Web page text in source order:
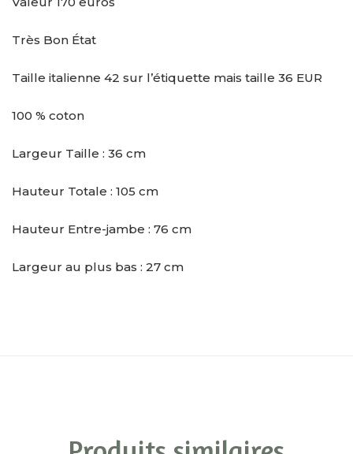
Très Bon État
Taille italienne 42 sur l’étiquette mais taille 36 EUR
100 % coton
Largeur Taille : 36 cm
Hauteur Totale : 105 cm
Hauteur Entre-jambe : 76 cm
Largeur au plus bas : 27 cm